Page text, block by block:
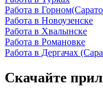
Работа в
Работа в Новоузенске
Работа в Хвалынске
Работа в Романовке
Работа в Дергачах
Скачайте